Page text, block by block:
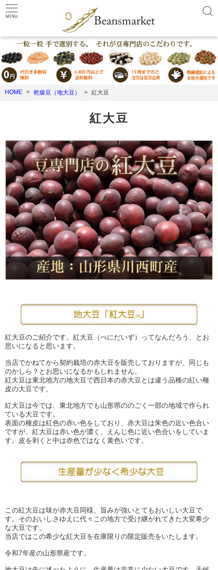
HOME 乾燥豆（地大豆） 紅大豆
紅大豆
紅大豆のご紹介です。紅大豆（べにだいず）ってなんだろう、とお
思いになると思います。
当店でかねてから契約栽培の赤大豆を販売しておりますが、同じも
のかしら？とお思いになるかもしれません。
紅大豆は東北地方の地大豆で西日本の赤大豆とは違う品種の紅い種
皮の大豆です。
紅大豆は今では、東北地方でも山形県ののごく一部の地域で作られ
ている大豆です。
表面の種皮は紅色の赤い色をしており、赤大豆は朱色の近い色合い
ですが、紅大豆は赤い色が濃く、えんじ色に近い色合いをしていま
す。皮を剥くと中は赤色ではなく黄色いです。
この紅大豆は味が赤大豆同様、旨みが強いとてもおいしい大豆で
す。そのおいしさゆえに代々この地方で受け継がれてきた大変希少
な大豆です。
当店ではこの希少な紅大豆を在庫限りの限定販売をいたします。
令和7年産の山形県産です。